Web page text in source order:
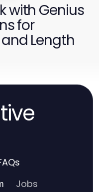
with Genius
for
Length
Jobs